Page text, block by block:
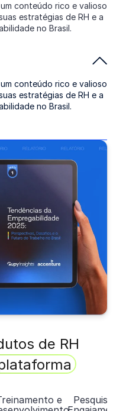
conteúdo rico e valioso
estratégias de RH e a
no Brasil.
conteúdo rico e valioso
estratégias de RH e a
no Brasil.
de RH
e
Pesquisa e